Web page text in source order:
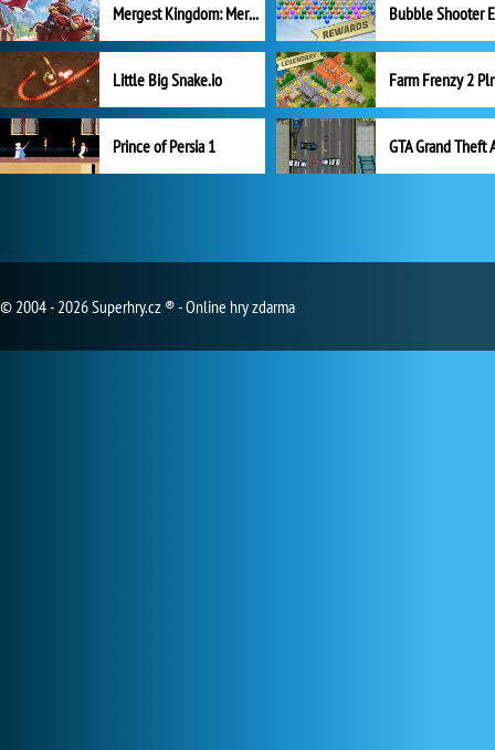
Mergest Kingdom: Merge Puzzle
Little Big Snake.io
Prince of Persia 1 GTA Grand Theft
© 2004 - 2026 Superhry.cz ® - Online hry zdarma